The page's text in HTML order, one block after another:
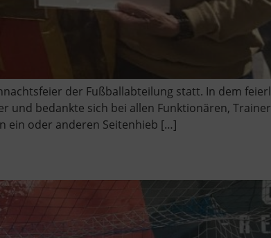
der Fußballabteilung statt. In dem
und bedankte sich bei allen Funktionären,
ein oder anderen Seitenhieb […]